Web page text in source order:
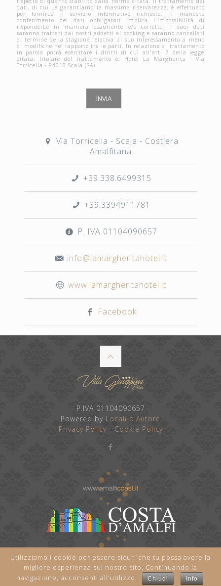
dati, di cui Le garantiamo la massima riservatezza, è effettuato
per fornirLe il servizio informativo richiesto. Il mancato
conferimento dei dati obbligatori implica l'impossibilità di
risponderLe in maniera esauriente e/o corretta. I suoi dati
saranno trattati dai nostri addetti al booking e saranno cancellati
al termine della stagione relativa al suo interessamento a meno
di modifiche nel rapporto tra le parti. In relazione al trattamento
in parola potrà esercitare i diritti di cui all'art. 7 della legge
citata; titolare del trattamento è: Hotel La Margherita - Via
Torricella - 84010 Scala (SA)
Via Torricella - Scala - Costiera
Amalfitana
+39.338.6499315
+39.3394911781
P. IVA 01104090657
info@lamargheritahotel.it
www.lamargheritahotel.it
Facebook
P.IVA 01104090657
Powered by Locali d'Autore
Privacy Policy - Cookie Policy
Utilizziamo i cookie per essere sicuri che tu possa avere la
migliore esperienza sul nostro sito. Continuando la
navigazione, acconsenti all'utilizzo.
Chiudi Info